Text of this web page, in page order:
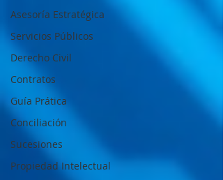
Asesoría Estratégica
Servicios Públicos
Derecho Civil
Contratos
Guía Prática
Conciliación
Sucesiones
Propiedad Intelectual